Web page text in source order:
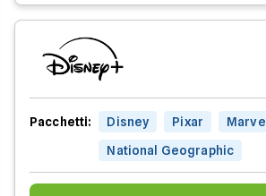
Pacchetti: Disney Pixar Marvel
National Geographic